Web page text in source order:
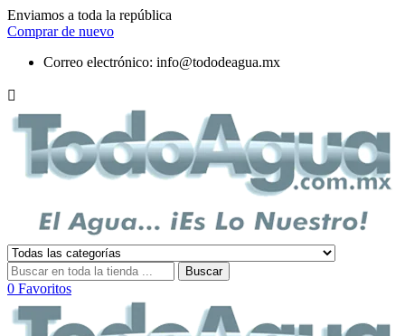
Enviamos a toda la república
Comprar de nuevo
Correo electrónico: info@tododeagua.mx

Buscar
0 Favoritos